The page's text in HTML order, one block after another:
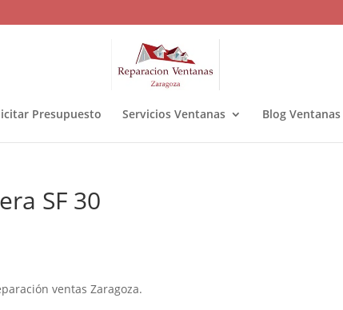
Presupuesto Servicios Ventanas Blog
SF 30
ventas Zaragoza.